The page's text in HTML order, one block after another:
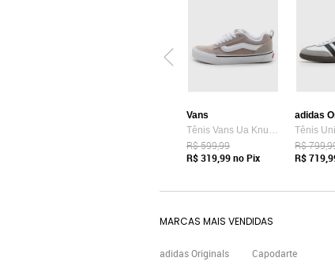
Vans
Tênis Vans Ua Knu Skool Bege
R$ 599,99
R$ 319,99no Pix
adidas
R$
R$
MARCAS MAIS VENDIDAS
adidas Originals
Capodarte